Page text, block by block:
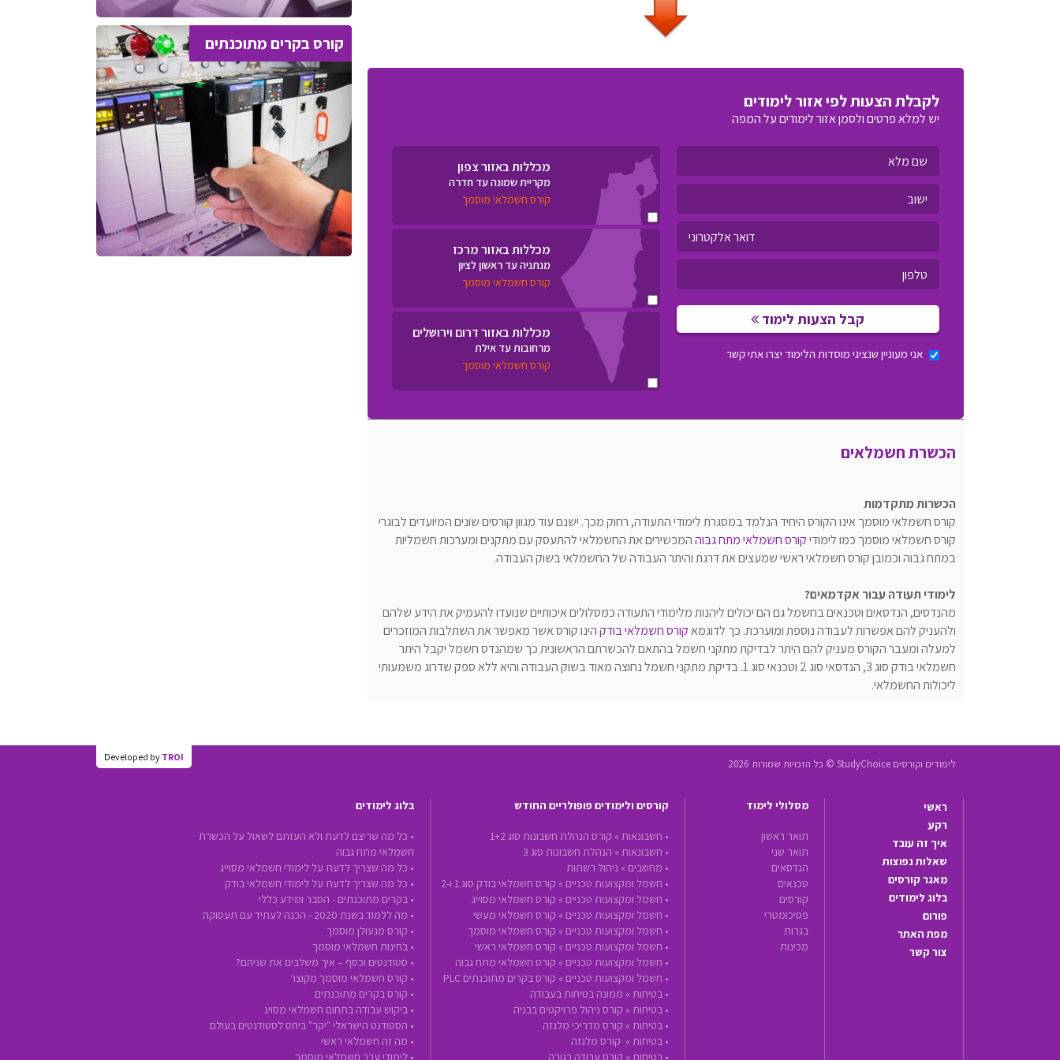
לקבלת הצעות לפי אזור לימודים
יש למלא פרטים ולסמן אזור לימודים על המפה
מכללות באזור צפון
מקריית שמונה עד חדרה
קורס חשמלאי מוסמך
מכללות באזור מרכז
מנתניה עד ראשון לציון
קורס חשמלאי מוסמך
מכללות באזור דרום וירושלים
מרחובות עד אילת
קורס חשמלאי מוסמך
קבל הצעות לימוד
אני מעוניין שנציגי מוסדות הלימוד יצרו אתי קשר
הכשרת חשמלאים
הכשרות מתקדמות
קורס חשמלאי מוסמך אינו הקורס היחיד הנלמד במסגרת לימודי התעודה, רחוק מכך. ישנם עוד מגוון קורסים שונים המיועדים לבוגרי
קורס חשמלאי מוסמך כמו לימודיקורס חשמלאי מתח גבוההמכשירים את החשמלאי להתעסק עם מתקנים ומערכות חשמליות
במתח גבוה וכמובן קורס חשמלאי ראשי שמעצים את דרגת והיתר העבודה של החשמלאי בשוק העבודה.
לימודי תעודה עבור אקדמאים?
מהנדסים, הנדסאים וטכנאים בחשמל גם הם יכולים ליהנות מלימודי התעודה כמסלולים איכותיים שנועדו להעמיק את הידע שלהם
ולהעניק להם אפשרות לעבודה נוספת ומוערכת. כך לדוגמאקורס חשמלאי בודקהינו קורס אשר מאפשר את השתלבות המוזכרים
למעלה ומעבר הקורס מעניק להם היתר לבדיקת מתקני חשמל בהתאם להכשרתם הראשונית כך שמהנדס חשמל יקבל היתר
חשמלאי בודק סוג 3, הנדסאי סוג 2 וטכנאי סוג 1. בדיקת מתקני חשמל נחוצה מאוד בשוק העבודה והיא ללא ספק שדרוג משמעותי
ליכולות החשמלאי.
קורס בקרים מתוכנתים
Developed by TROI
לימודים וקורסים StudyChoice © כל הזכויות שמורות 2026
ראשי
רקע
איך זה עובד
שאלות נפוצות
מאגר קורסים
בלוג לימודים
פורום
מפת האתר
צור קשר
מסלולי לימוד
תואר ראשון
תואר שני
הנדסאים
טכנאים
קורסים
פסיכומטרי
בגרות
מכינות
קורסים ולימודים פופולריים החודש
• חשבונאות » קורס הנהלת חשבונות סוג 1+2
• חשבונאות » הנהלת חשבונות סוג 3
• מחשבים » ניהול רשתות
• חשמל ומקצועות טכניים » קורס חשמלאי בודק סוג 1 ו-2
• חשמל ומקצועות טכניים » קורס חשמלאי מסוייג
• חשמל ומקצועות טכניים » קורס חשמלאי מעשי
• חשמל ומקצועות טכניים » קורס חשמלאי מוסמך
• חשמל ומקצועות טכניים » קורס חשמלאי ראשי
• חשמל ומקצועות טכניים » קורס חשמלאי מתח גבוה
• חשמל ומקצועות טכניים » קורס בקרים מתוכנתים PLC
• בטיחות » ממונה בטיחות בעבודה
• בטיחות » קורס ניהול פרויקטים בבניה
• בטיחות » קורס מדריכי מלגזה
• בטיחות » קורס מלגזה
• בטיחות » קורס עבודה בגובה
בלוג לימודים
• כל מה שריצם לדעת ולא העזתם לשאול על הכשרת
חשמלאי מתח גבוה
• כל מה שצריך לדעת על לימודי חשמלאי מסוייג
• כל מה שצריך לדעת על לימודי חשמלאי בודק
• בקרים מתוכנתים - הסבר ומידע כללי
• מה ללמוד בשנת 2020 - הכנה לעתיד עם תעסוקה
• קורס מנעולן מוסמך
• בחינות חשמלאי מוסמך
• סטודנטים וכסף – איך משלבים את שניהם?
• קורס חשמלאי מוסמך מקוצר
• קורס בקרים מתוכנתים
• ביקוש עבודה בתחום חשמלאי מסויג
• הסטודנט הישראלי "יקר" ביחס לסטודנטים בעולם
• מה זה חשמלאי ראשי
• לימודי ערב חשמלאי מוסמך